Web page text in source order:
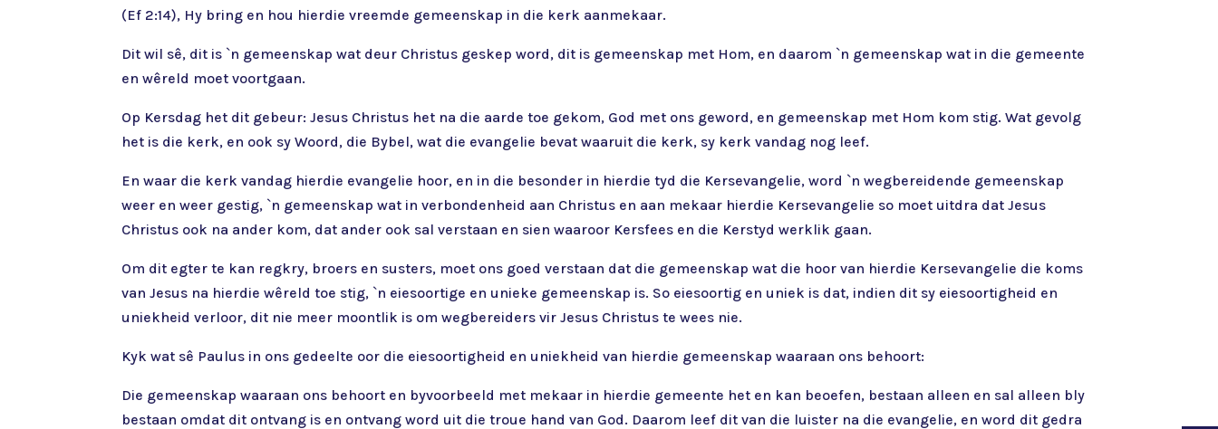
(Ef 2:14), Hy bring en hou hierdie vreemde gemeenskap in die kerk aanmekaar.
Dit wil sê, dit is `n gemeenskap wat deur Christus geskep word, dit is gemeenskap met Hom, en daarom `n gemeenskap wat in die gemeente
en wêreld moet voortgaan.
Op Kersdag het dit gebeur: Jesus Christus het na die aarde toe gekom, God met ons geword, en gemeenskap met Hom kom stig. Wat gevolg
het is die kerk, en ook sy Woord, die Bybel, wat die evangelie bevat waaruit die kerk, sy kerk vandag nog leef.
En waar die kerk vandag hierdie evangelie hoor, en in die besonder in hierdie tyd die Kersevangelie, word `n wegbereidende gemeenskap
weer en weer gestig, `n gemeenskap wat in verbondenheid aan Christus en aan mekaar hierdie Kersevangelie so moet uitdra dat Jesus
Christus ook na ander kom, dat ander ook sal verstaan en sien waaroor Kersfees en die Kerstyd werklik gaan.
Om dit egter te kan regkry, broers en susters, moet ons goed verstaan dat die gemeenskap wat die hoor van hierdie Kersevangelie die koms
van Jesus na hierdie wêreld toe stig, `n eiesoortige en unieke gemeenskap is. So eiesoortig en uniek is dat, indien dit sy eiesoortigheid en
uniekheid verloor, dit nie meer moontlik is om wegbereiders vir Jesus Christus te wees nie.
Kyk wat sê Paulus in ons gedeelte oor die eiesoortigheid en uniekheid van hierdie gemeenskap waaraan ons behoort:
Die gemeenskap waaraan ons behoort en byvoorbeeld met mekaar in hierdie gemeente het en kan beoefen, bestaan alleen en sal alleen bly
bestaan omdat dit ontvang is en ontvang word uit die troue hand van God. Daarom leef dit van die luister na die evangelie, en word dit gedra